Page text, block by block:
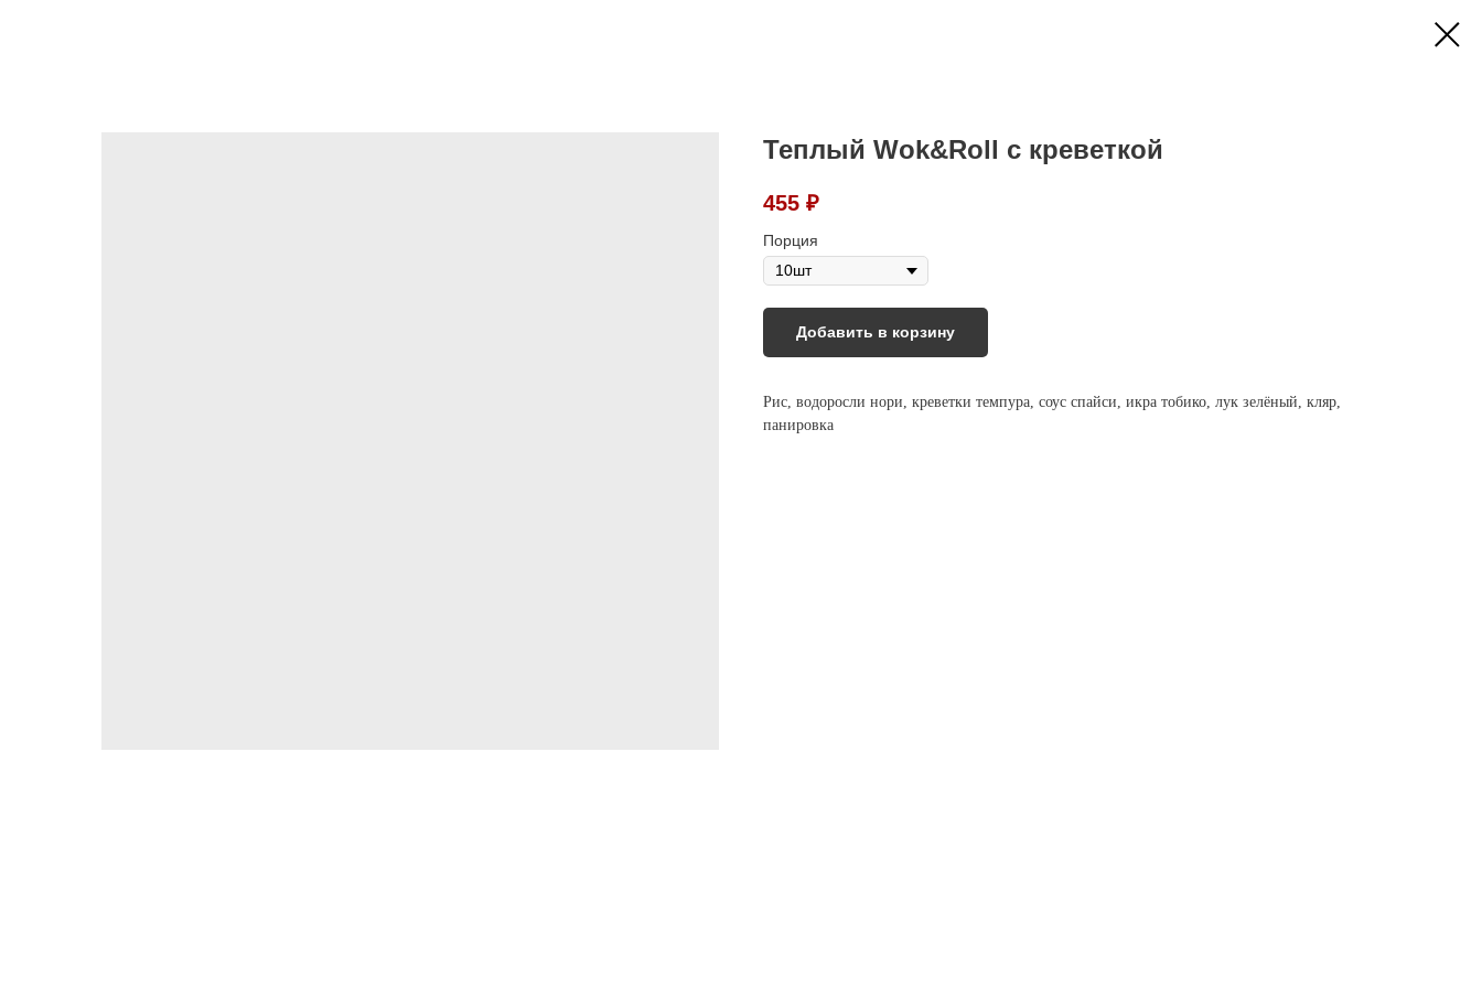
Теплый Wok&Roll с креветкой
455 ₽
Порция
Добавить в корзину
Рис, водоросли нори, креветки темпура, соус спайси, икра тобико, лук зелёный, кляр,
панировка